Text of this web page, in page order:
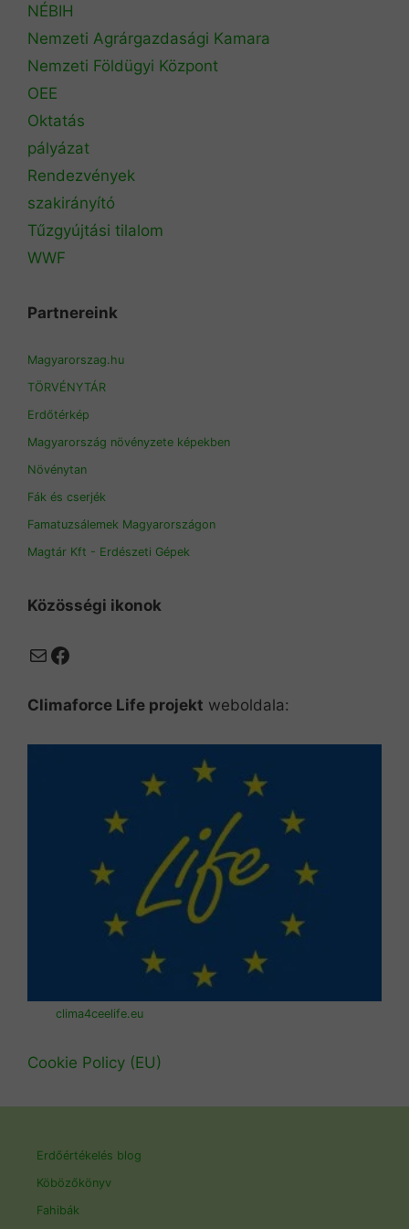
NÉBIH
Nemzeti Agrárgazdasági Kamara
Nemzeti Földügyi Központ
OEE
Oktatás
pályázat
Rendezvények
szakirányító
Tűzgyújtási tilalom
WWF
Partnereink
Magyarorszag.hu
TÖRVÉNYTÁR
Erdőtérkép
Magyarország növényzete képekben
Növénytan
Fák és cserjék
Famatuzsálemek Magyarországon
Magtár Kft - Erdészeti Gépek
Közösségi ikonok
MailFacebook
Climaforce Life projekt weboldala:
clima4ceelife.eu
Cookie Policy (EU)
Erdőértékelés blog
Köbözőkönyv
Fahibák